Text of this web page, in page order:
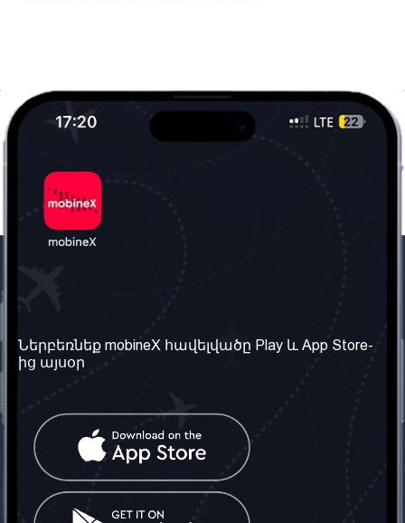
Մեր մասին
Մեր ծառայությունները
Պայմաններ և դրույթներ
Հաճախ տրվող հարցեր
Կապ մեզ հետ
Միացյալ
Տարածել
սոցիալական
ցանցում
Ներբեռնեք mobineX հավելվածը Play և App Store-
ից այսօր